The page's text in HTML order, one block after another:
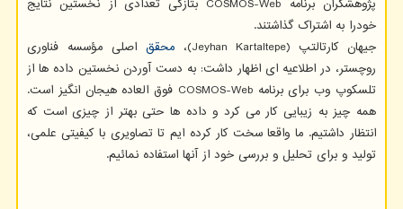
پژوهشگران برنامه COSMOS-Web بتازگی تعدادی از نخستین نتایج
خودرا به اشتراک گذاشتند.
جیهان کارتالتپ (Jeyhan Kartaltepe)،
محقق اصلی مؤسسه فناوری
روچستر، در اطلاعیه ای اظهار داشت: به دست آوردن نخستین داده ها از
تلسکوپ وب برای برنامه COSMOS-Web فوق العاده هیجان انگیز است.
همه چیز به زیبایی کار می کرد و داده ها حتی بهتر از چیزی است که
انتظار داشتیم. ما واقعا سخت کار کرده ایم تا تصاویری با کیفیتی علمی،
تولید و برای تحلیل و بررسی خود از آنها استفاده نمائیم.